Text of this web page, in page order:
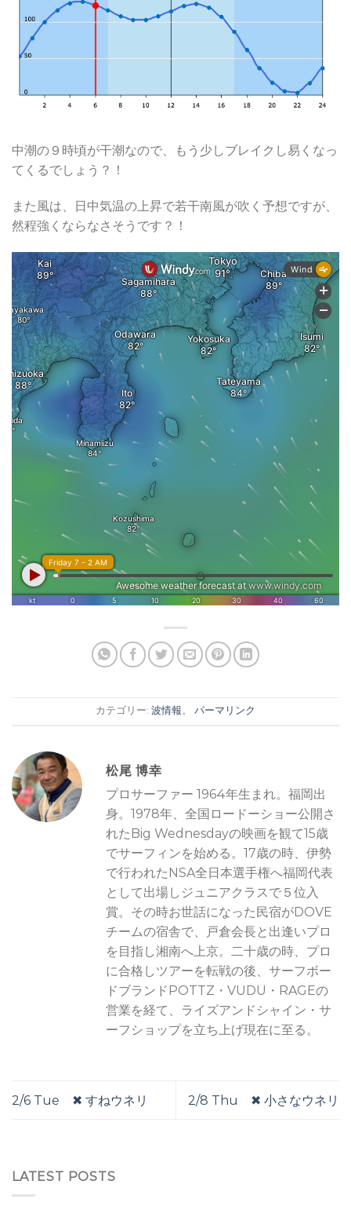
中潮の９時頃が干潮なので、もう少しブレイクし易くなっ
てくるでしょう？！
また風は、日中気温の上昇で若干南風が吹く予想ですが、
然程強くならなさそうです？！
カテゴリー: 波情報。 パーマリンク
松尾 博幸
プロサーファー 1964年生まれ。福岡出
身。1978年、全国ロードーショー公開さ
れたBig Wednesdayの映画を観て15歳
でサーフィンを始める。17歳の時、伊勢
で行われたNSA全日本選手権へ福岡代表
として出場しジュニアクラスで５位入
賞。その時お世話になった民宿がDOVE
チームの宿舎で、戸倉会長と出逢いプロ
を目指し湘南へ上京。二十歳の時、プロ
に合格しツアーを転戦の後、サーフボー
ドブランドPOTTZ・VUDU・RAGEの
営業を経て、ライズアンドシャイン・サ
ーフショップを立ち上げ現在に至る。
2/6 Tue ✖︎ すねウネリ 2/8 Thu ✖︎ 小さなウネリ
LATEST POSTS